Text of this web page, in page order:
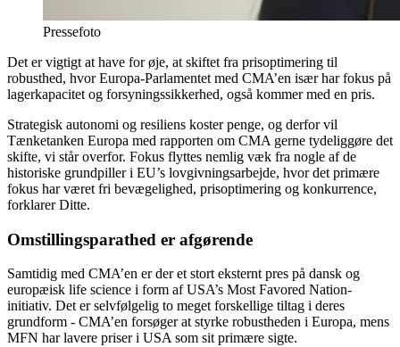
Pressefoto
Det er vigtigt at have for øje, at skiftet fra prisoptimering til
robusthed, hvor Europa-Parlamentet med CMA’en især har fokus på
lagerkapacitet og forsyningssikkerhed, også kommer med en pris.
Strategisk autonomi og resiliens koster penge, og derfor vil
Tænketanken Europa med rapporten om CMA gerne tydeliggøre det
skifte, vi står overfor. Fokus flyttes nemlig væk fra nogle af de
historiske grundpiller i EU’s lovgivningsarbejde, hvor det primære
fokus har været fri bevægelighed, prisoptimering og konkurrence,
forklarer Ditte.
Omstillingsparathed er afgørende
Samtidig med CMA’en er der et stort eksternt pres på dansk og
europæisk life science i form af USA’s Most Favored Nation-
initiativ. Det er selvfølgelig to meget forskellige tiltag i deres
grundform - CMA’en forsøger at styrke robustheden i Europa, mens
MFN har lavere priser i USA som sit primære sigte.